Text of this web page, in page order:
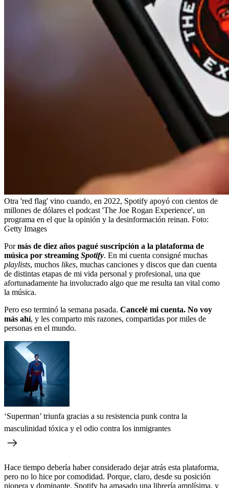
Otra 'red flag' vino cuando, en 2022, Spotify apoyó con cientos de
millones de dólares el podcast 'The Joe Rogan Experience', un
programa en el que la opinión y la desinformación reinan. Foto:
Getty Images
Pormás de diez años pagué suscripción a la plataforma de
música por streaming Spotify. En mi cuenta consigné muchas
playlists, muchos likes, muchas canciones y discos que dan cuenta
de distintas etapas de mi vida personal y profesional, una que
afortunadamente ha involucrado algo que me resulta tan vital como
la música.
Pero eso terminó la semana pasada. Cancelé mi cuenta. No voy
más ahí, y les comparto mis razones, compartidas por miles de
personas en el mundo.
‘Superman’ triunfa gracias a su resistencia punk contra la
masculinidad tóxica y el odio contra los inmigrantes
Hace tiempo debería haber considerado dejar atrás esta plataforma,
pero no lo hice por comodidad. Porque, claro, desde su posición
pionera y dominante, Spotify ha amasado una librería amplísima, y